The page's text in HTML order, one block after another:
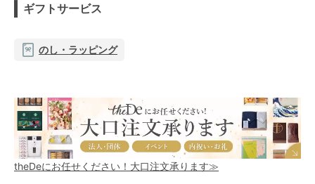
ギフトサービス
のし・ラッピング
theDeにお任せください！大口注文承ります≫